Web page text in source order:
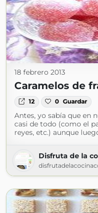
18 febrero 2013
Caramelos de
12 0 Guardar
Antes, yo sabía que en
casi de todo (como el
reyes, etc.) aunque
Disfruta de la